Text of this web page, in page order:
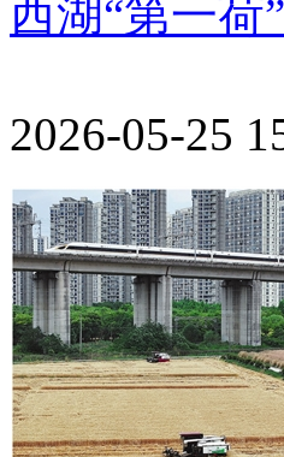
西湖“第一荷
2026-05-25